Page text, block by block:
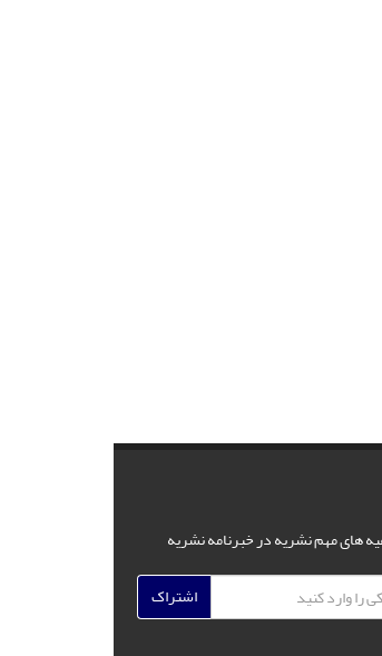
های مهم نشریه در خبرنامه نشریه
اشتراک